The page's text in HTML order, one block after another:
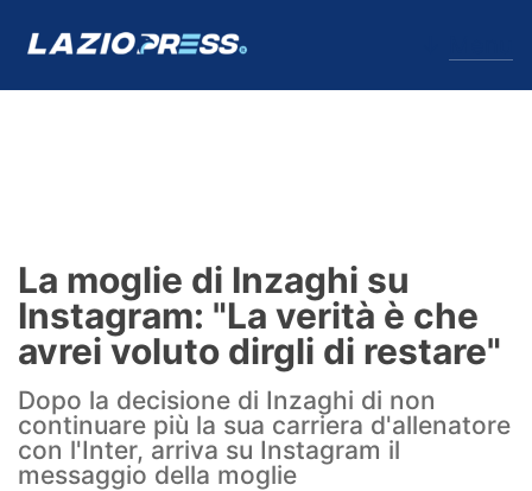
Formello
Infortuni
Primavera
Calciomercato
La moglie di Inzaghi su
Instagram: "La verità è che
avrei voluto dirgli di restare"
Dopo la decisione di Inzaghi di non
continuare più la sua carriera d'allenatore
con l'Inter, arriva su Instagram il
messaggio della moglie